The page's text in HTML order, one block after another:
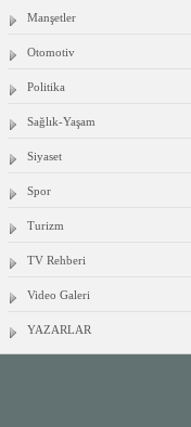
Manşetler
Otomotiv
Politika
Sağlık-Yaşam
Siyaset
Spor
Turizm
TV Rehberi
Video Galeri
YAZARLAR